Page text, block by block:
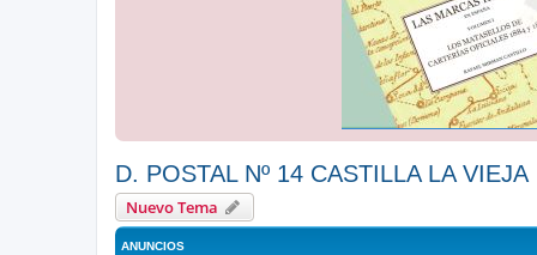
D. POSTAL Nº 14 CASTILLA LA VIEJA
Nuevo Tema
ANUNCIOS